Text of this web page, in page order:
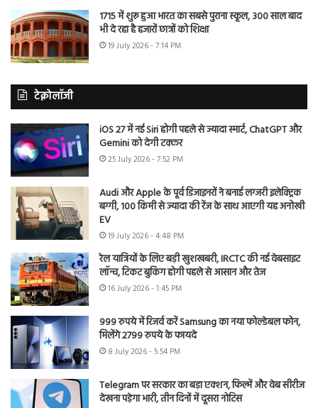
1715 में शुरू हुआ भारत का सबसे पुराना स्कूल, 300 साल बाद
भी दे रहा है हजारों छात्रों को शिक्षा
19 July 2026 - 7:14 PM
टेक्नोलॉजी
iOS 27 में नई Siri होगी पहले से ज्यादा स्मार्ट, ChatGPT और
Gemini को देगी टक्कर
25 July 2026 - 7:52 PM
Audi और Apple के पूर्व डिजाइनरों ने बनाई लग्जरी इलेक्ट्रिक
बग्गी, 100 किमी से ज्यादा की रेंज के साथ आएगी यह अनोखी
EV
19 July 2026 - 4:48 PM
रेल यात्रियों के लिए बड़ी खुशखबरी, IRCTC की नई वेबसाइट
लॉन्च, टिकट बुकिंग होगी पहले से आसान और तेज
16 July 2026 - 1:45 PM
999 रुपये में रिजर्व करें Samsung का नया फोल्डेबल फोन,
मिलेंगे 2799 रुपये के फायदे
8 July 2026 - 5:54 PM
Telegram पर सरकार का बड़ा एक्शन, फिल्में और वेब सीरीज
देखना पड़ेगा भारी, तीन दिनों में दूसरा नोटिस